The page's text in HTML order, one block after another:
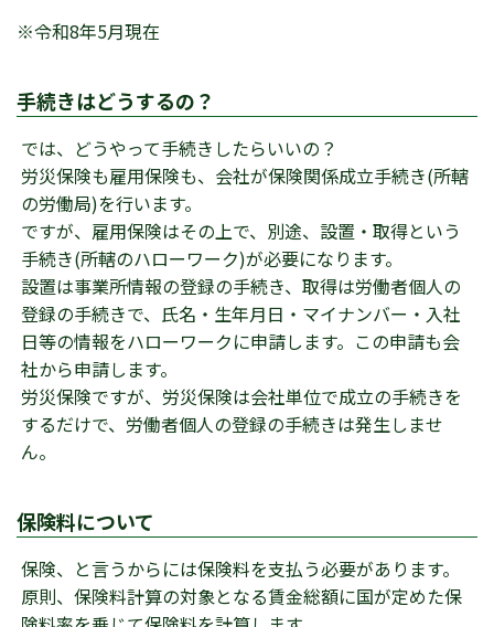
※令和8年5月現在
手続きはどうするの？
では、どうやって手続きしたらいいの？
労災保険も雇用保険も、会社が保険関係成立手続き(所轄
の労働局)を行います。
ですが、雇用保険はその上で、別途、設置・取得という
手続き(所轄のハローワーク)が必要になります。
設置は事業所情報の登録の手続き、取得は労働者個人の
登録の手続きで、氏名・生年月日・マイナンバー・入社
日等の情報をハローワークに申請します。この申請も会
社から申請します。
労災保険ですが、労災保険は会社単位で成立の手続きを
するだけで、労働者個人の登録の手続きは発生しませ
ん。
保険料について
保険、と言うからには保険料を支払う必要があります。
原則、保険料計算の対象となる賃金総額に国が定めた保